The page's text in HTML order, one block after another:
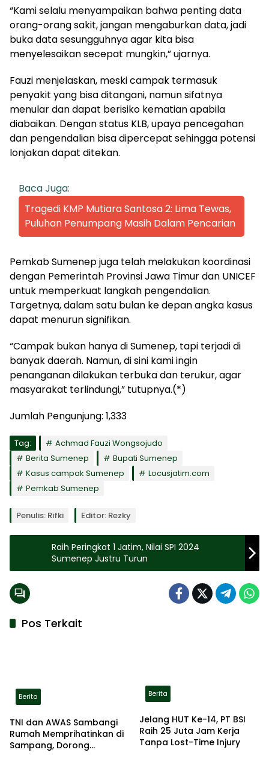
“Kami selalu menyampaikan bahwa penting data
orang-orang sakit, jangan mengaburkan data, jadi
buka data sesungguhnya agar kita bisa
menyelesaikan secepat mungkin,” ujarnya.
Fauzi menjelaskan, meski campak termasuk
penyakit yang bisa ditangani, namun sifatnya
menular dan dapat berisiko kematian apabila
diabaikan. Dengan status KLB, upaya pencegahan
dan pengendalian bisa dipercepat sehingga potensi
lonjakan dapat ditekan.
Baca Juga:
Tragedi KMP Mutiara Santosa 2: Lima Tewas,
Puluhan Penumpang Masih Dalam Pencarian
Pemkab Sumenep juga telah melakukan koordinasi
dengan Pemerintah Provinsi Jawa Timur dan UNICEF
untuk memperkuat langkah pengendalian.
Targetnya, dalam satu bulan ke depan angka kasus
dapat menurun signifikan.
“Campak bukan hanya di Sumenep, tapi terjadi di
banyak daerah. Namun, di sini kami ingin
penanganan dilakukan terbuka dan terukur, agar
masyarakat terlindungi,” tutupnya.(*)
Jumlah Pengunjung: 1,333
Tag:
Achmad Fauzi Wongsojudo
Berita Sumenep
Bupati Sumenep
Kasus campak Sumenep
Locusjatim.com
Pemkab Sumenep
Penulis: Rifki Editor: Rezky
Raih Peringkat 1 Jatim, Nilai SPI 2024
Sumenep Justru Turun
Pos Terkait
Berita
TNI dan AWAS Sambangi
Rumah Memprihatinkan di
Sampang, Dorong
Berita
Jelang HUT Ke-14, PT BSI
Raih 25 Juta Jam Kerja
Tanpa Lost-Time Injury